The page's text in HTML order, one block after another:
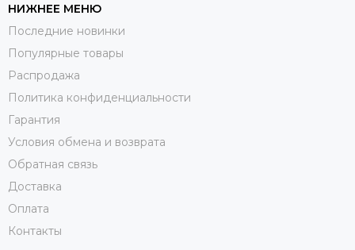
НИЖНЕЕ МЕНЮ
Последние новинки
Популярные товары
Распродажа
Политика конфиденциальности
Гарантия
Условия обмена и возврата
Обратная связь
Доставка
Оплата
Контакты